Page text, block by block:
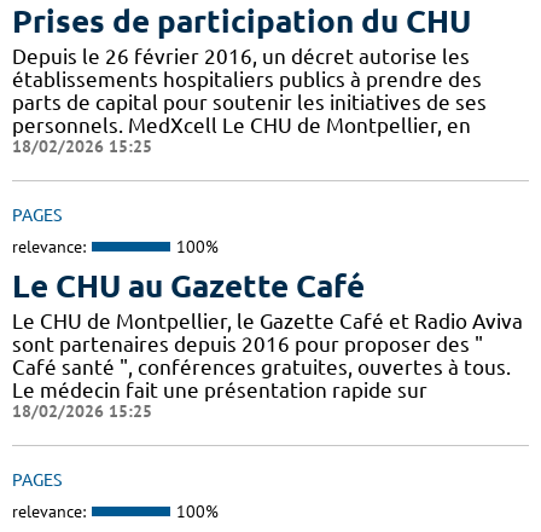
Prises de participation du CHU
Depuis le 26 février 2016, un décret autorise les
établissements hospitaliers publics à prendre des
parts de capital pour soutenir les initiatives de ses
personnels. MedXcell Le CHU de Montpellier, en
18/02/2026 15:25
PAGES
relevance: 100%
Le CHU au Gazette Café
Le CHU de Montpellier, le Gazette Café et Radio Aviva
sont partenaires depuis 2016 pour proposer des "
Café santé ", conférences gratuites, ouvertes à tous.
Le médecin fait une présentation rapide sur
18/02/2026 15:25
PAGES
relevance: 100%